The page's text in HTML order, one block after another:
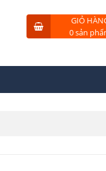
GIỎ
0 sản